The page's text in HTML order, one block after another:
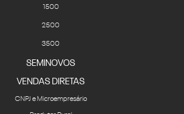
1500
2500
3500
SEMINOVOS
VENDAS DIRETAS
CNPJ e Microempresário